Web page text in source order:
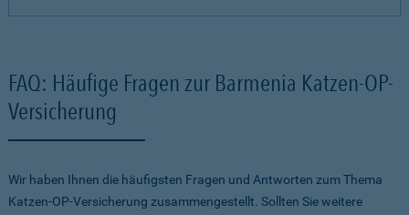
FAQ: Häufige Fragen zur Barmenia Katzen-OP-
Versicherung
Wir haben Ihnen die häufigsten Fragen und Antworten zum Thema
Katzen-OP-Versicherung zusammengestellt. Sollten Sie weitere